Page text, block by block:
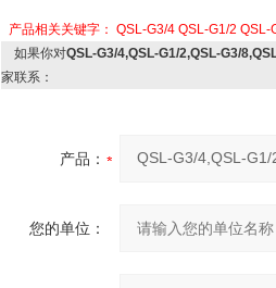
产品相关关键字： QSL-G3/4 QSL-G1/2 QSL-
如果你对QSL-G3/4,QSL-G1/2,QSL-G3/
家联系：
产品：
您的单位：